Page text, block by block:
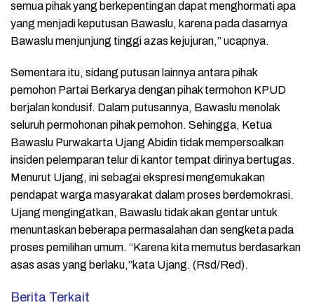
semua pihak yang berkepentingan dapat menghormati apa
yang menjadi keputusan Bawaslu, karena pada dasarnya
Bawaslu menjunjung tinggi azas kejujuran,” ucapnya.
Sementara itu, sidang putusan lainnya antara pihak
pemohon Partai Berkarya dengan pihak termohon KPUD
berjalan kondusif. Dalam putusannya, Bawaslu menolak
seluruh permohonan pihak pemohon. Sehingga, Ketua
Bawaslu Purwakarta Ujang Abidin tidak mempersoalkan
insiden pelemparan telur di kantor tempat dirinya bertugas.
Menurut Ujang, ini sebagai ekspresi mengemukakan
pendapat warga masyarakat dalam proses berdemokrasi.
Ujang mengingatkan, Bawaslu tidak akan gentar untuk
menuntaskan beberapa permasalahan dan sengketa pada
proses pemilihan umum. “Karena kita memutus berdasarkan
asas asas yang berlaku,”kata Ujang. (Rsd/Red).
Berita Terkait